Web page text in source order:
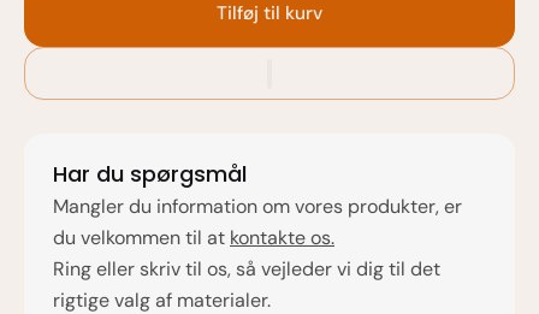
Tilføj til kurv
Har du spørgsmål
Mangler du information om vores produkter, er
du velkommen til at kontakte os.
Ring eller skriv til os, så vejleder vi dig til det
rigtige valg af materialer.